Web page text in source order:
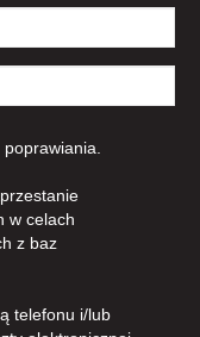
w celach
z baz
telefonu i/lub